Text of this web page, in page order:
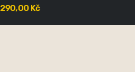
290,00 Kč